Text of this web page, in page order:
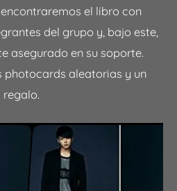
el libro con
del grupo y, bajo este,
asegurado en su soporte.
photocards aleatorias y un
regalo.